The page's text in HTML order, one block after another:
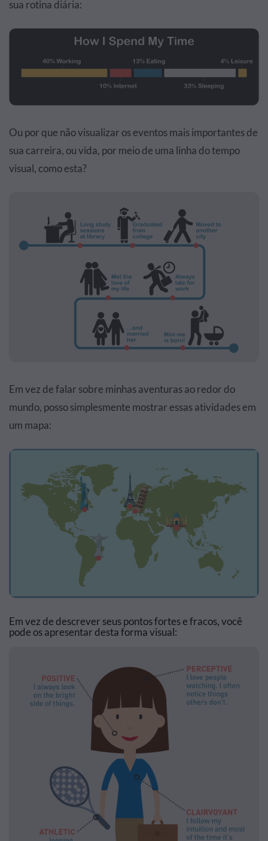
sua rotina diária:
Ou por que não visualizar os eventos mais importantes de
sua carreira, ou vida, por meio de uma linha do tempo
visual, como esta?
Em vez de falar sobre minhas aventuras ao redor do
mundo, posso simplesmente mostrar essas atividades em
um mapa:
Em vez de descrever seus pontos fortes e fracos, você
pode os apresentar desta forma visual: